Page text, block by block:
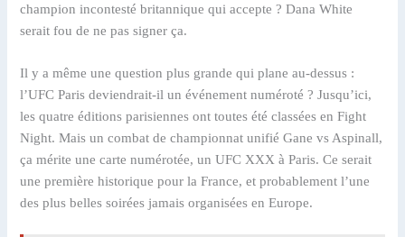
champion incontesté britannique qui accepte ? Dana White
serait fou de ne pas signer ça.
Il y a même une question plus grande qui plane au-dessus :
l’UFC Paris deviendrait-il un événement numéroté ? Jusqu’ici,
les quatre éditions parisiennes ont toutes été classées en Fight
Night. Mais un combat de championnat unifié Gane vs Aspinall,
ça mérite une carte numérotée, un UFC XXX à Paris. Ce serait
une première historique pour la France, et probablement l’une
des plus belles soirées jamais organisées en Europe.